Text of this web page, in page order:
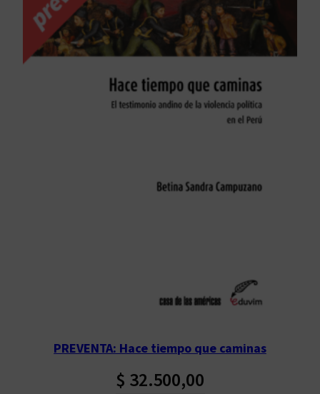
PREVENTA: Hace tiempo que caminas
$ 32.500,00